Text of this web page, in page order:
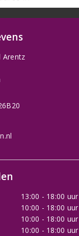
Arentz
13:00 - 18:00 uur
10:00 - 18:00 uur
10:00 - 18:00 uur
10:00 - 18:00 uur